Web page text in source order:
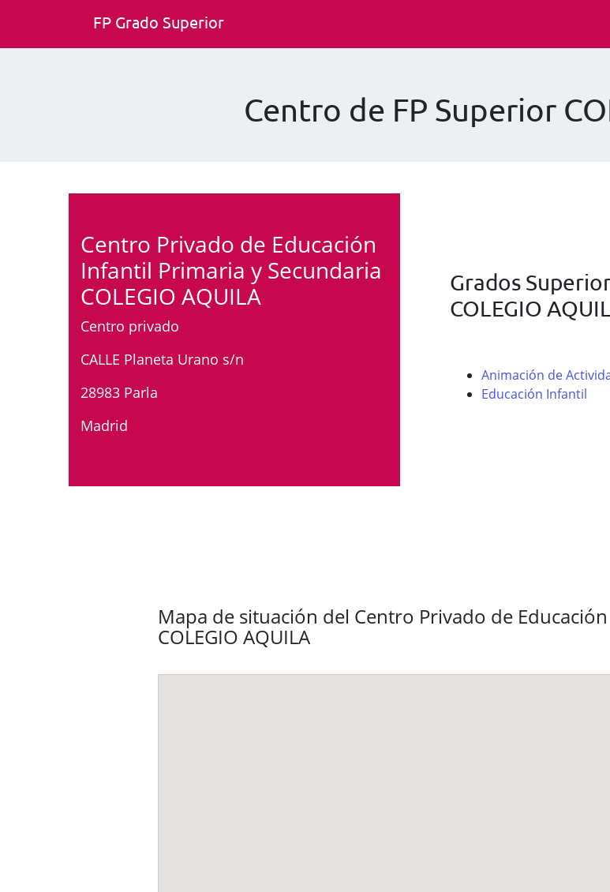
FP Grado Superior
Centro de FP Superior
Centro Privado de Educación
Infantil Primaria y Secundaria
COLEGIO AQUILA
Centro privado
CALLE Planeta Urano s/n
28983 Parla
Madrid
Grados
COLEGIO
Animación de
Educación Infantil
Mapa de situación del Centro Privado de
COLEGIO AQUILA